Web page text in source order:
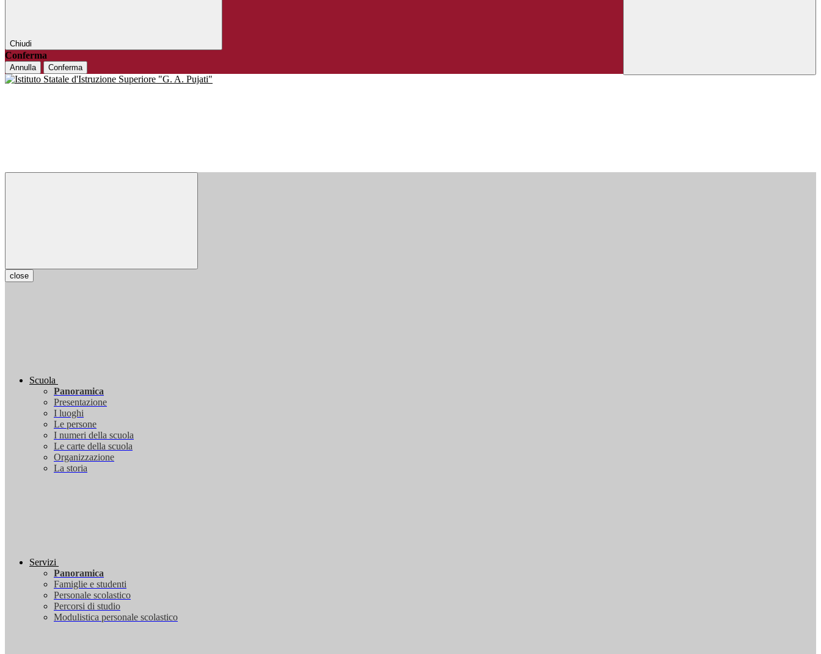
Chiudi
Conferma
Annulla Conferma
close
Scuola
Panoramica
Presentazione
I luoghi
Le persone
I numeri della scuola
Le carte della scuola
Organizzazione
La storia
Servizi
Panoramica
Famiglie e studenti
Personale scolastico
Percorsi di studio
Modulistica personale scolastico